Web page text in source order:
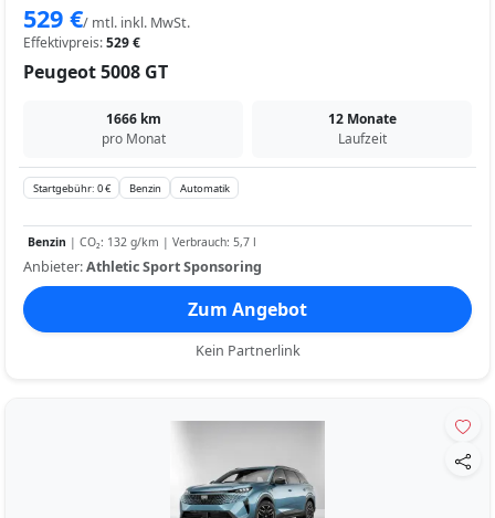
529 €/ mtl. inkl. MwSt.
Effektivpreis:529 €
Peugeot 5008 GT
1666 km
pro Monat
12 Monate
Laufzeit
Startgebühr: 0 € Benzin Automatik
Benzin | CO₂: 132 g/km | Verbrauch: 5,7 l
Anbieter:Athletic Sport Sponsoring
Zum Angebot
Kein Partnerlink